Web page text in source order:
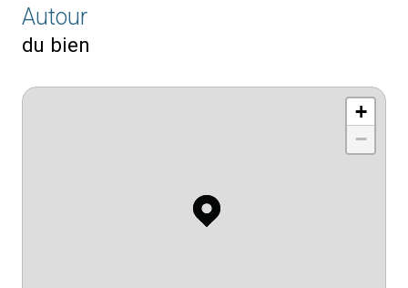
Autour
du bien
+
−